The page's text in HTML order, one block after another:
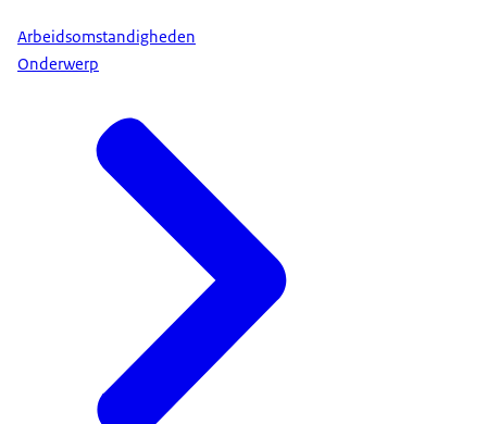
Arbeidsomstandigheden
Onderwerp